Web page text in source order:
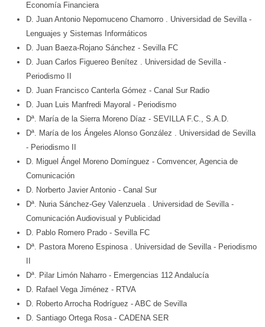
Economía Financiera
D. Juan Antonio Nepomuceno Chamorro . Universidad de Sevilla -
Lenguajes y Sistemas Informáticos
D. Juan Baeza-Rojano Sánchez - Sevilla FC
D. Juan Carlos Figuereo Benítez . Universidad de Sevilla -
Periodismo II
D. Juan Francisco Canterla Gómez - Canal Sur Radio
D. Juan Luis Manfredi Mayoral - Periodismo
Dª. María de la Sierra Moreno Díaz - SEVILLA F.C., S.A.D.
Dª. María de los Ángeles Alonso González . Universidad de Sevilla
- Periodismo II
D. Miguel Ángel Moreno Domínguez - Comvencer, Agencia de
Comunicación
D. Norberto Javier Antonio - Canal Sur
Dª. Nuria Sánchez-Gey Valenzuela . Universidad de Sevilla -
Comunicación Audiovisual y Publicidad
D. Pablo Romero Prado - Sevilla FC
Dª. Pastora Moreno Espinosa . Universidad de Sevilla - Periodismo
Dª. Pilar Limón Naharro - Emergencias 112 Andalucía
D. Rafael Vega Jiménez - RTVA
D. Roberto Arrocha Rodríguez - ABC de Sevilla
D. Santiago Ortega Rosa - CADENA SER